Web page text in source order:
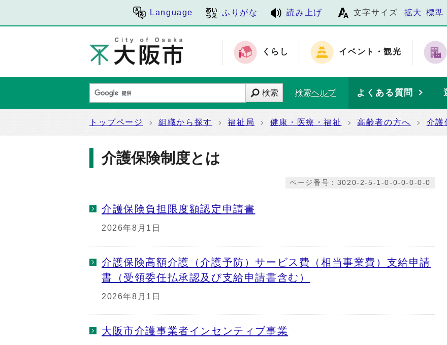
Language ふりがな 読み上げ 文字サイズ 拡大 標準
くらし イベント・観光
検索 検索ヘルプ よくある質問
トップページ 組織から探す 福祉局 健康・医療・福祉 高齢者の方へ 介護
介護保険制度とは
ページ番号：3020-2-5-1-0-0-0-0-0-0
介護保険負担限度額認定申請書
2026年8月1日
介護保険高額介護（介護予防）サービス費（相当事業費）支給申請
書（受領委任払承認及び支給申請書含む）
2026年8月1日
大阪市介護事業者インセンティブ事業